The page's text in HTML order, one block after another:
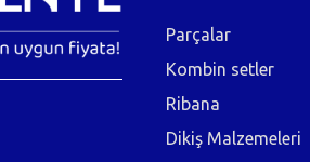
Parçalar
Kombin setler
Ribana
Dikiş Malzemeleri